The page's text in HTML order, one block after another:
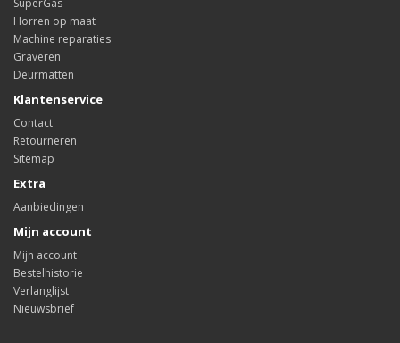
SuperGas
Horren op maat
Machine reparaties
Graveren
Deurmatten
Klantenservice
Contact
Retourneren
Sitemap
Extra
Aanbiedingen
Mijn account
Mijn account
Bestelhistorie
Verlanglijst
Nieuwsbrief